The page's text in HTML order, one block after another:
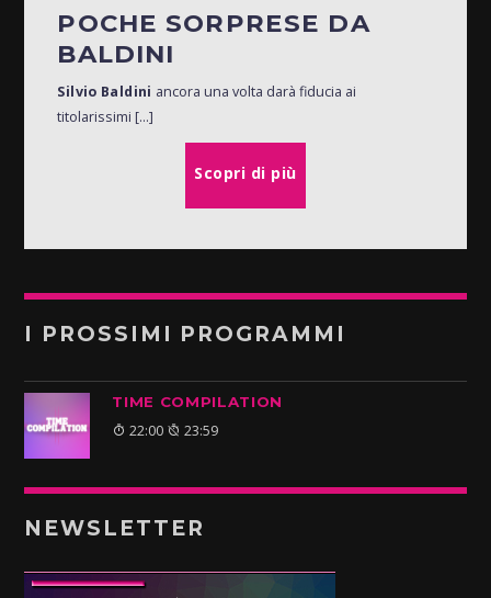
POCHE SORPRESE DA
BALDINI
Silvio Baldini ancora una volta darà fiducia ai
titolarissimi [...]
Scopri di più
I PROSSIMI PROGRAMMI
TIME COMPILATION
22:00 23:59
NEWSLETTER